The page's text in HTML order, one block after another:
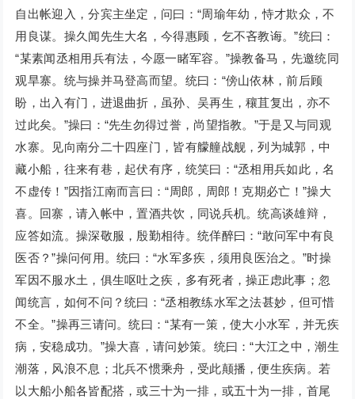
自出帐迎入，分宾主坐定，问曰：“周瑜年幼，恃才欺众，不
用良谋。操久闻先生大名，今得惠顾，乞不吝教诲。”统曰：
“某素闻丞相用兵有法，今愿一睹军容。”操教备马，先邀统同
观旱寨。统与操并马登高而望。统曰：“傍山依林，前后顾
盼，出入有门，进退曲折，虽孙、吴再生，穰苴复出，亦不
过此矣。”操曰：“先生勿得过誉，尚望指教。”于是又与同观
水寨。见向南分二十四座门，皆有艨艟战舰，列为城郭，中
藏小船，往来有巷，起伏有序，统笑曰：“丞相用兵如此，名
不虚传！”因指江南而言曰：“周郎，周郎！克期必亡！”操大
喜。回寨，请入帐中，置酒共饮，同说兵机。统高谈雄辩，
应答如流。操深敬服，殷勤相待。统佯醉曰：“敢问军中有良
医否？”操问何用。统曰：“水军多疾，须用良医治之。”时操
军因不服水土，俱生呕吐之疾，多有死者，操正虑此事；忽
闻统言，如何不问？统曰：“丞相教练水军之法甚妙，但可惜
不全。”操再三请问。统曰：“某有一策，使大小水军，并无疾
病，安稳成功。”操大喜，请问妙策。统曰：“大江之中，潮生
潮落，风浪不息；北兵不惯乘舟，受此颠播，便生疾病。若
以大船小船各皆配搭，或三十为一排，或五十为一排，首尾